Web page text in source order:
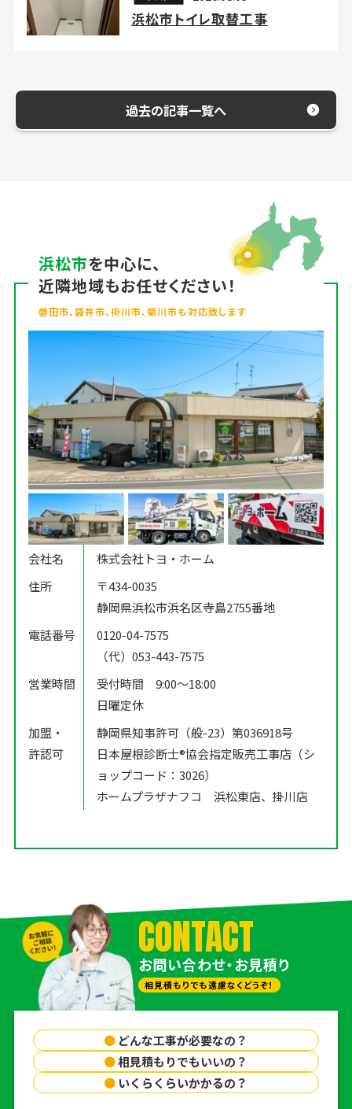
浜松市トイレ取替工事
過去の記事一覧へ
浜松市を中心に、
近隣地域もお任せください！
磐田市、袋井市、掛川市、菊川市も対応致します
会社名
株式会社トヨ・ホーム
住所
〒434-0035
静岡県浜松市浜名区寺島2755番地
電話番号
0120-04-7575
（代）053-443-7575
営業時間
受付時間 9:00〜18:00
日曜定休
加盟・
許認可
静岡県知事許可（般-23）第036918号
日本屋根診断士®️協会指定販売工事店（シ
ョップコード：3026）
ホームプラザナフコ 浜松東店、掛川店
CONTACT
お問い合わせ・お見積り
相見積もりでも遠慮なくどうぞ！
● どんな工事が必要なの？
●相見積もりでもいいの？
● いくらくらいかかるの？